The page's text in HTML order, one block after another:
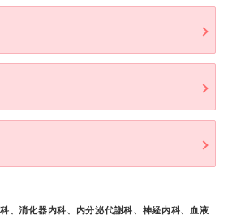
、消化器内科、内分泌代謝科、神経内科、血液